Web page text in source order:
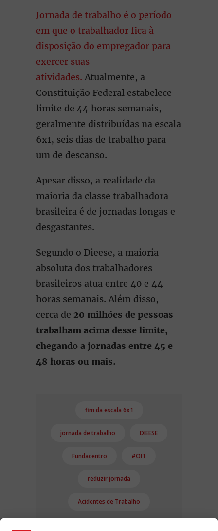
Jornada de trabalho é o período
em que o trabalhador fica à
disposição do empregador para
exercer suas
atividades. Atualmente, a
Constituição Federal estabelece
limite de 44 horas semanais,
geralmente distribuídas na escala
6x1, seis dias de trabalho para
um de descanso.
Apesar disso, a realidade da
maioria da classe trabalhadora
brasileira é de jornadas longas e
desgastantes.
Segundo o Dieese, a maioria
absoluta dos trabalhadores
brasileiros atua entre 40 e 44
horas semanais. Além disso,
cerca de 20 milhões de pessoas
trabalham acima desse limite,
chegando a jornadas entre 45 e
48 horas ou mais.
fim da escala 6x1
jornada de trabalho DIEESE
Fundacentro #OIT
reduzir jornada
Acidentes de Trabalho